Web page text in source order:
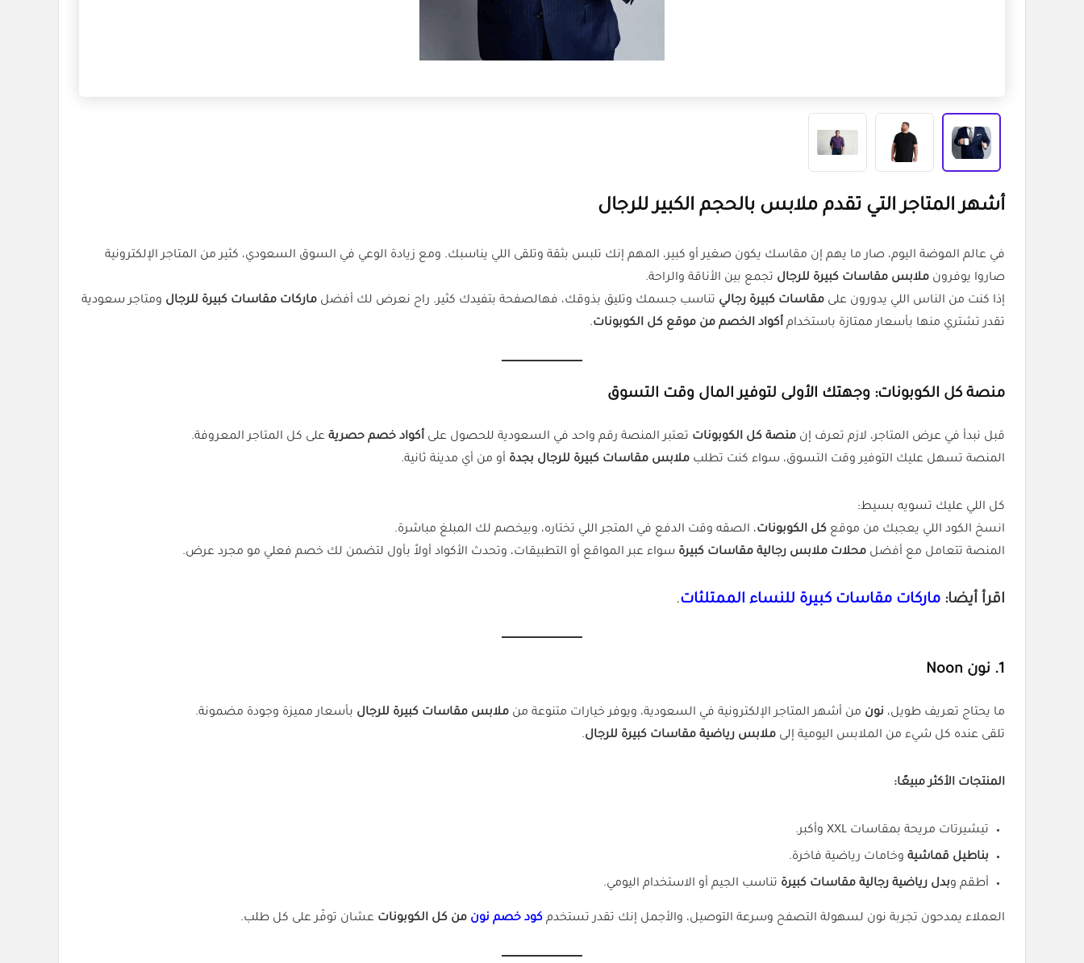
أشهر المتاجر التي تقدم ملابس بالحجم الكبير للرجال
في عالم الموضة اليوم، صار ما يهم إن مقاسك يكون صغير أو كبير، المهم إنك تلبس بثقة وتلقى اللي يناسبك. ومع زيادة الوعي في السوق السعودي، كثير من المتاجر الإلكترونية
صاروا يوفرون ملابس مقاسات كبيرة للرجال تجمع بين الأناقة والراحة.
إذا كنت من الناس اللي يدورون على مقاسات كبيرة رجالي تناسب جسمك وتليق بذوقك، فهالصفحة بتفيدك كثير. راح نعرض لك أفضل ماركات مقاسات كبيرة للرجال ومتاجر سعودية
تقدر تشتري منها بأسعار ممتازة باستخدام أكواد الخصم من موقع كل الكوبونات.
منصة كل الكوبونات: وجهتك الأولى لتوفير المال وقت التسوق
قبل نبدأ في عرض المتاجر، لازم تعرف إن منصة كل الكوبونات تعتبر المنصة رقم واحد في السعودية للحصول على أكواد خصم حصرية على كل المتاجر المعروفة.
المنصة تسهل عليك التوفير وقت التسوق، سواء كنت تطلب ملابس مقاسات كبيرة للرجال بجدة أو من أي مدينة ثانية.
كل اللي عليك تسويه بسيط:
انسخ الكود اللي يعجبك من موقع كل الكوبونات، الصقه وقت الدفع في المتجر اللي تختاره، وبيخصم لك المبلغ مباشرة.
المنصة تتعامل مع أفضل محلات ملابس رجالية مقاسات كبيرة سواء عبر المواقع أو التطبيقات، وتحدث الأكواد أولاً بأول لتضمن لك خصم فعلي مو مجرد عرض.
اقرأ أيضا: ماركات مقاسات كبيرة للنساء الممتلئات.
1. نون Noon
ما يحتاج تعريف طويل، نون من أشهر المتاجر الإلكترونية في السعودية، ويوفر خيارات متنوعة من ملابس مقاسات كبيرة للرجال بأسعار مميزة وجودة مضمونة.
تلقى عنده كل شيء من الملابس اليومية إلى ملابس رياضية مقاسات كبيرة للرجال.
المنتجات الأكثر مبيعًا:
تيشيرتات مريحة بمقاسات XXL وأكبر.
بناطيل قماشية وخامات رياضية فاخرة.
أطقم وبدل رياضية رجالية مقاسات كبيرة تناسب الجيم أو الاستخدام اليومي.
العملاء يمدحون تجربة نون لسهولة التصفح وسرعة التوصيل، والأجمل إنك تقدر تستخدم كود خصم نون من كل الكوبونات عشان توفّر على كل طلب.